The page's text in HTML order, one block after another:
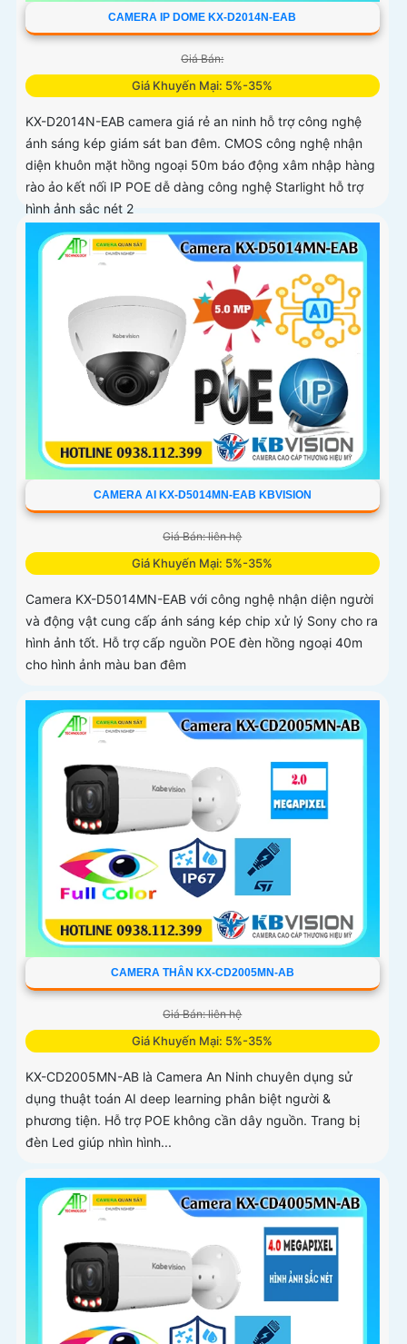
CAMERA IP DOME KX-D2014N-EAB
Giá Bán:
Giá Khuyến Mại: 5%-35%
KX-D2014N-EAB camera giá rẻ an ninh hỗ trợ công nghệ
ánh sáng kép giám sát ban đêm. CMOS công nghệ nhận
diện khuôn mặt hồng ngoại 50m báo động xâm nhập hàng
rào ảo kết nối IP POE dễ dàng công nghệ Starlight hỗ trợ
hình ảnh sắc nét 2
CAMERA AI KX-D5014MN-EAB KBVISION
Giá Bán: liên hệ
Giá Khuyến Mại: 5%-35%
Camera KX-D5014MN-EAB với công nghệ nhận diện người
và động vật cung cấp ánh sáng kép chip xử lý Sony cho ra
hình ảnh tốt. Hỗ trợ cấp nguồn POE đèn hồng ngoại 40m
cho hình ảnh màu ban đêm
CAMERA THÂN KX-CD2005MN-AB
Giá Bán: liên hệ
Giá Khuyến Mại: 5%-35%
KX-CD2005MN-AB là Camera An Ninh chuyên dụng sử
dụng thuật toán AI deep learning phân biệt người &
phương tiện. Hỗ trợ POE không cần dây nguồn. Trang bị
đèn Led giúp nhìn hình...